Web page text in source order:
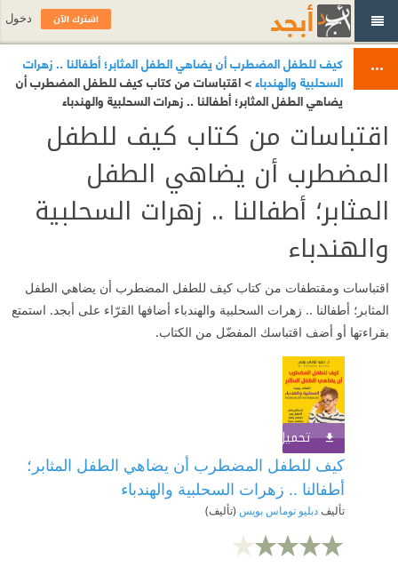
كيف للطفل المضطرب أن يضاهي الطفل المثابر؛ أطفالنا .. زهرات
السحلبية والهندباء> اقتباسات من كتاب كيف للطفل المضطرب أن
يضاهي الطفل المثابر؛ أطفالنا .. زهرات السحلبية والهندباء
اقتباسات من كتاب كيف للطفل
المضطرب أن يضاهي الطفل
المثابر؛ أطفالنا .. زهرات السحلبية
والهندباء
اقتباسات ومقتطفات من كتاب كيف للطفل المضطرب أن يضاهي الطفل
المثابر؛ أطفالنا .. زهرات السحلبية والهندباء أضافها القرّاء على أبجد. استمتع
بقراءتها أو أضف اقتباسك المفضّل من الكتاب.
تحميل الكتاب
كيف للطفل المضطرب أن يضاهي الطفل المثابر؛
أطفالنا .. زهرات السحلبية والهندباء
تأليفدبليو توماس بويس (تأليف)
اشترك الآن دخول